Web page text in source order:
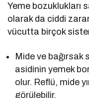
Yeme bozuklukları
olarak da ciddi
vücutta birçok
Mide ve bağırsak
asidinin yemek
olur. Reflü, mide
görülebilir.